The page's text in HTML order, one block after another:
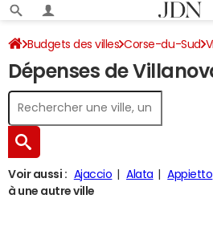
Budgets des villes Corse-du-Sud
Dépenses 2024
Dépenses de
Voir aussi : Ajaccio Alata Appietto
à une autre ville